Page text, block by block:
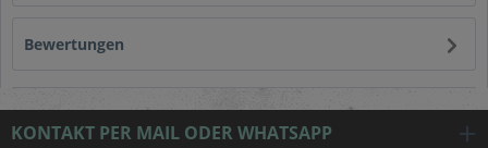
Bewertungen
KONTAKT PER MAIL ODER WHATSAPP